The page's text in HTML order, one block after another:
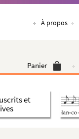
À propos
Panier
et